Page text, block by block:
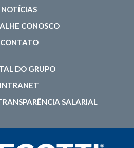
NOTÍCIAS
CONOSCO
CONTATO
DO GRUPO
INTRANET
SALARIAL